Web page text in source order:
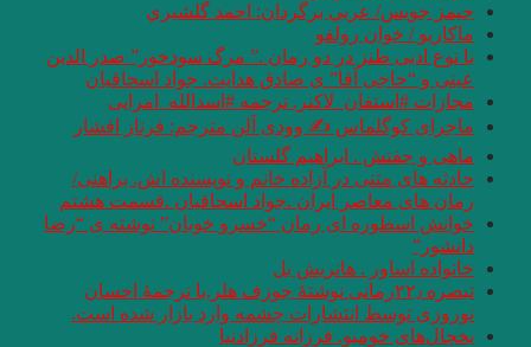
جيمز جويس/ عربي برگردان: احمد گلشيري
ماكاریو / خوان رولفو
با نوع ادبی طنز در دو رمان .” مرگ سودخور” صدر الدین
عینی و “حاجی آقا” ی صادق هدایت. جواد اسحاقیان
مجازات #استفان_لاکنر. ترجمه #اسدالله_امرایی
ماجرای‌ کوگلماس‌ ✍ وودی آلن مترجم: فرناز افشار
ماهی و جفتش . ابراهیم گلستان
حادثه های متنی در آزاده خانم و نویسنده اش. براهنی/
رمان های معاصر ایران .جواد اسحاقیان .قسمت هشتم
خوانش اسطوره ای رمان “خسرو خوبان” نوشته ی “رضا
دانشور”
خانواده اساور . هانریش بل
تبصره ۲۲٫رمانی نوشتۀ جوزف هلر.با ترجمۀ احسان
نوروزی توسط انتشارات چشمه وارد بازار شده است.
یخچال‌های خومبو. فرزانه فرزادنیا